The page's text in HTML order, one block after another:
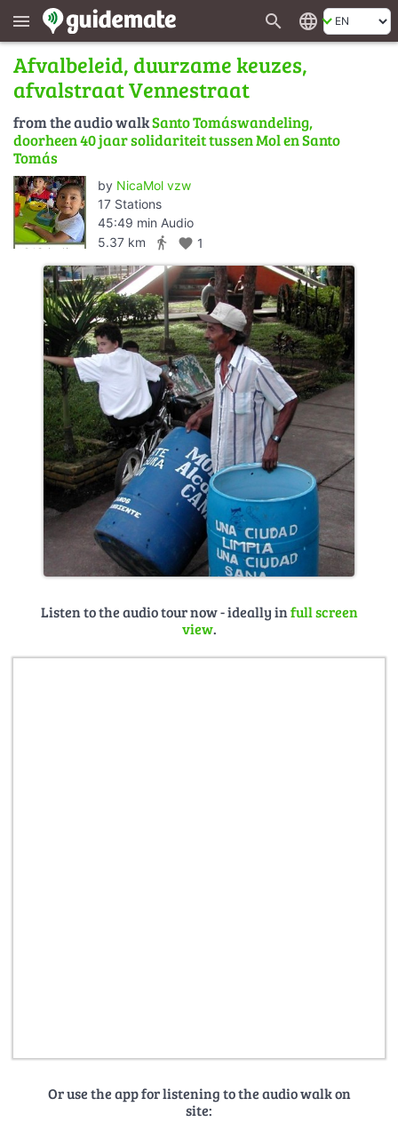
menu search language
Afvalbeleid, duurzame keuzes,
afvalstraat Vennestraat
from the audio walkSanto Tomáswandeling,
doorheen 40 jaar solidariteit tussen Mol en Santo
Tomás
by NicaMol vzw
17 Stations
45:49 min Audio
5.37 km
directions_walk favorite 1
Listen to the audio tour now - ideally infull screen
view.
Or use the app for listening to the audio walk on
site: